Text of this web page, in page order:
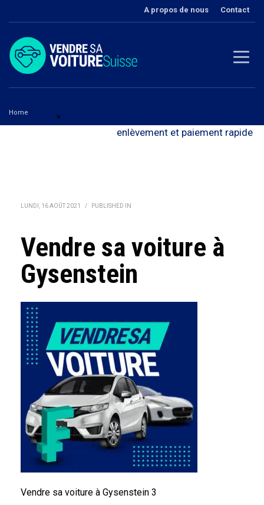
A propos de nous Contact
Home »
enlèvement et paiement rapide
LUNDI, 16 AOÛT 2021 / PUBLISHED IN
Vendre sa voiture à
Gysenstein
Vendre sa voiture à Gysenstein 3